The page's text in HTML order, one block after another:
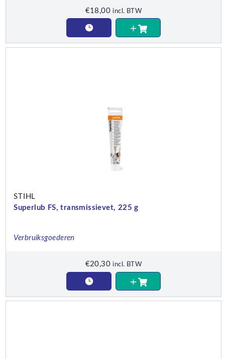
€18,00 incl. BTW
STIHL
Superlub FS, transmissievet, 225 g
Verbruiksgoederen
€20,30 incl. BTW